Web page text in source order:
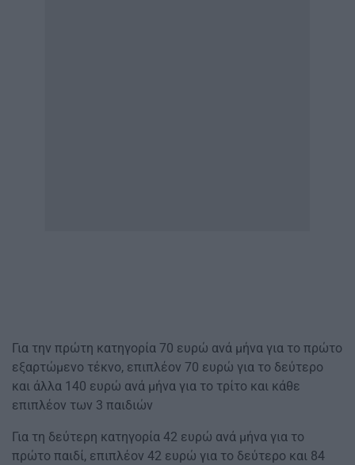
Για την πρώτη κατηγορία 70 ευρώ ανά μήνα για το πρώτο
εξαρτώμενο τέκνο, επιπλέον 70 ευρώ για το δεύτερο
και άλλα 140 ευρώ ανά μήνα για το τρίτο και κάθε
επιπλέον των 3 παιδιών
Για τη δεύτερη κατηγορία 42 ευρώ ανά μήνα για το
πρώτο παιδί, επιπλέον 42 ευρώ για το δεύτερο και 84